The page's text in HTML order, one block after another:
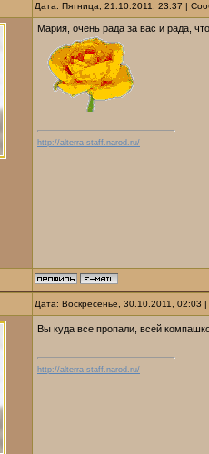
Дата: Пятница, 21.10.2011, 23:37 |
Мария, очень рада за вас и рада,
http://alterra-staff.narod.ru/
Дата: Воскресенье, 30.10.2011,
Вы куда все пропали, всей
http://alterra-staff.narod.ru/